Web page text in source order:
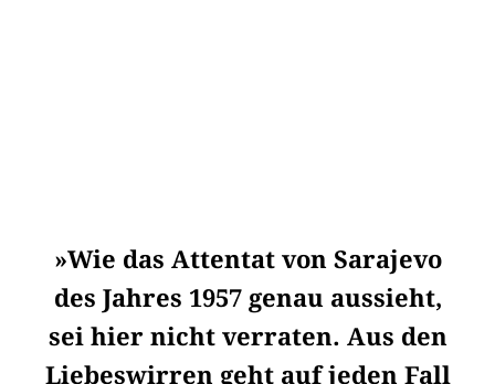
»Wie das Attentat von Sarajevo
des Jahres 1957 genau aussieht,
sei hier nicht verraten. Aus den
Liebeswirren geht auf jeden Fall